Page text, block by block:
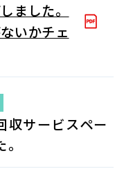
ました。
いかチェ
収サービスペー